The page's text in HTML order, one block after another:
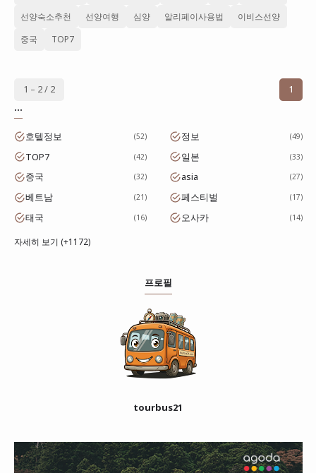
선양숙소추천 선양여행 심양 알리페이사용법 이비스선양
중국 TOP7
1 – 2 / 2
1
...
호텔정보 52 정보 49
TOP7 42 일본 33
중국 32 asia 27
베트남 21 페스티벌 17
태국 16 오사카 14
자세히 보기 (+1172)
프로필
tourbus21